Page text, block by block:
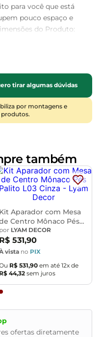
para você que está
pouco espaço e
do Produto:
Estrutura:
Diferencial: 2
no mesmo tom da
1
pano levemente
com escovas ou
tirar algumas dúvidas
por montagens e
produtos.
também
Kit Aparador com Mesa
Centro Mônaco Pés
Palito L03 Cinza - Lyam
Decor
por LYAM DECOR
R$ 531,90
vista no PIX
R$ 531,90 em até 12x de
R$ 44,32 sem juros
ofertas diretamente